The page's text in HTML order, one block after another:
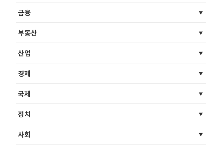
금융
부동산
산업
경제
국제
정치
사회